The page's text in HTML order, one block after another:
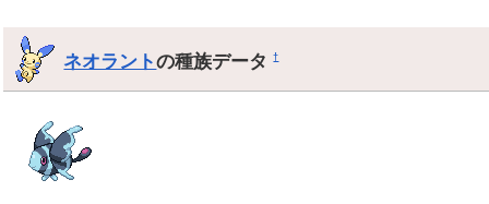
ネオラントの種族データ†